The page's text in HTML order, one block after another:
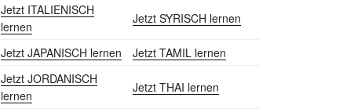
Jetzt ITALIENISCH
lernen
Jetzt SYRISCH lernen
Jetzt JAPANISCH lernen
Jetzt TAMIL lernen
Jetzt JORDANISCH
lernen
Jetzt THAI lernen